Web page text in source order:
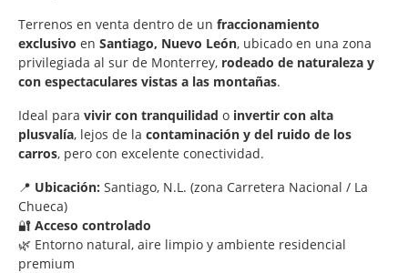
Terrenos en venta dentro de un fraccionamiento
exclusivo en Santiago, Nuevo León, ubicado en una zona
privilegiada al sur de Monterrey, rodeado de naturaleza y
con espectaculares vistas a las montañas.
Ideal para vivir con tranquilidad o invertir con alta
plusvalía, lejos de la contaminación y del ruido de los
carros, pero con excelente conectividad.
📍 Ubicación: Santiago, N.L. (zona Carretera Nacional / La
Chueca)
🔐 Acceso controlado
🌿 Entorno natural, aire limpio y ambiente residencial
premium